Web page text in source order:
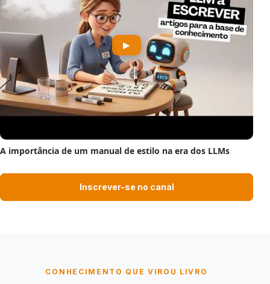
▶
A importância de um manual de estilo na era dos LLMs
Inscrever-se no canal
CONHECIMENTO QUE VIROU LIVRO